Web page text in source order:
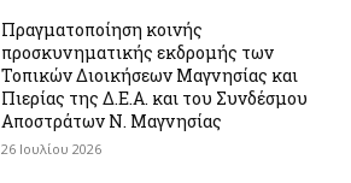
Πραγματοποίηση κοινής
προσκυνηματικής εκδρομής των
Τοπικών Διοικήσεων Μαγνησίας και
Πιερίας της Δ.Ε.Α. και του Συνδέσμου
Αποστράτων Ν. Μαγνησίας
26 Ιουλίου 2026